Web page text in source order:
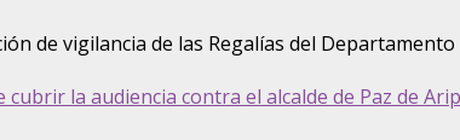
de vigilancia de las Regalías del Departamento
la audiencia contra el alcalde de Paz de